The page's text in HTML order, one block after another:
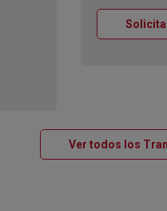
Ver todos los